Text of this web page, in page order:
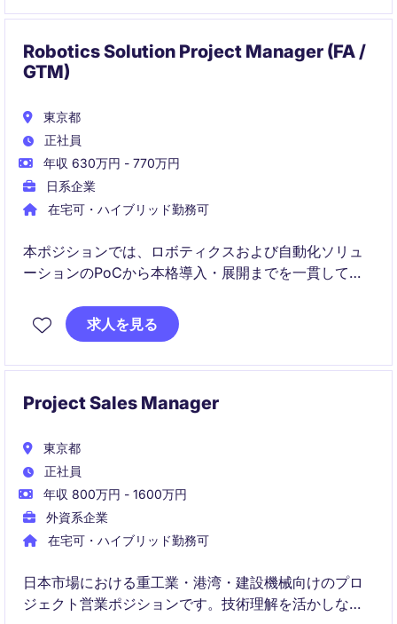
Robotics Solution Project Manager (FA /
GTM)
東京都
正社員
年収 630万円 - 770万円
日系企業
在宅可・ハイブリッド勤務可
本ポジションでは、ロボティクスおよび自動化ソリュ
ーションのPoCから本格導入・展開までを一貫してリ
で実際に価値を生み出すプロジェクトを推進いただき
ます。
求人を見る
Project Sales Manager
東京都
正社員
年収 800万円 - 1600万円
外資系企業
在宅可・ハイブリッド勤務可
日本市場における重工業・港湾・建設機械向けのプロ
ジェクト営業ポジションです。技術理解を活かしなが